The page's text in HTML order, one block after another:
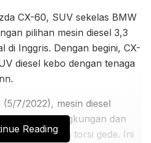
CX-60, SUV sekelas BMW
pilihan mesin diesel 3,3
di Inggris. Dengan begini, CX-
diesel kebo dengan tenaga
(5/7/2022), mesin diesel
ramah lingkungan dan
bakar dan torsi gede. Ini
Reading